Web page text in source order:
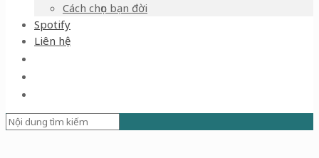
Cách chọn bạn đời
Spotify
Liên hệ